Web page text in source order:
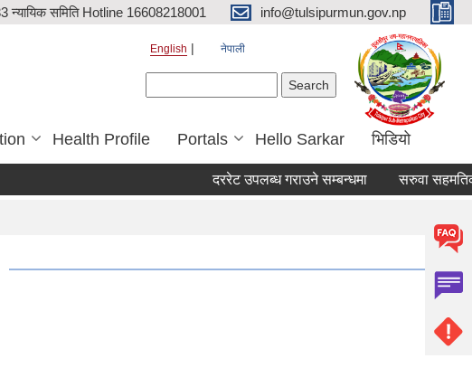
न्यायिक समिति Hotline 16608218001 info@tulsipurmun.gov.np
English नेपाली
Health Profile Portals Hello Sarkar भिडियो
दररेट उपलब्ध गराउने सम्बन्धमा सरुवा सहमतिका